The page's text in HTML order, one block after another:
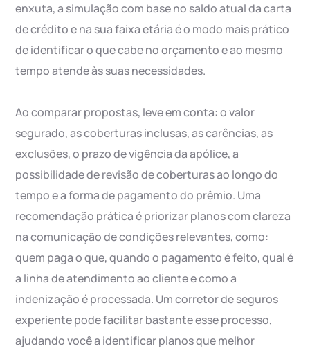
enxuta, a simulação com base no saldo atual da carta
de crédito e na sua faixa etária é o modo mais prático
de identificar o que cabe no orçamento e ao mesmo
tempo atende às suas necessidades.
Ao comparar propostas, leve em conta: o valor
segurado, as coberturas inclusas, as carências, as
exclusões, o prazo de vigência da apólice, a
possibilidade de revisão de coberturas ao longo do
tempo e a forma de pagamento do prêmio. Uma
recomendação prática é priorizar planos com clareza
na comunicação de condições relevantes, como:
quem paga o que, quando o pagamento é feito, qual é
a linha de atendimento ao cliente e como a
indenização é processada. Um corretor de seguros
experiente pode facilitar bastante esse processo,
ajudando você a identificar planos que melhor